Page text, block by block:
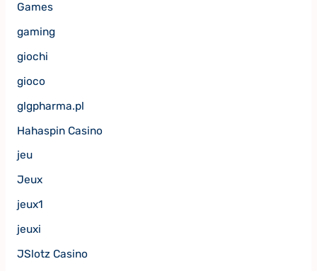
Games
gaming
giochi
gioco
glgpharma.pl
Hahaspin Casino
jeu
Jeux
jeux1
jeuxi
JSlotz Casino